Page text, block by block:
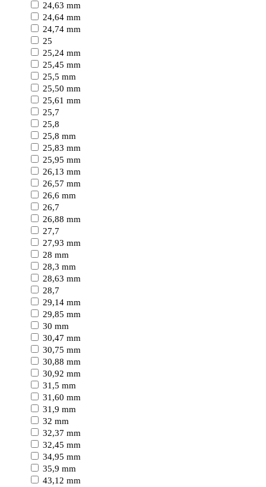
24,63 mm
24,64 mm
24,74 mm
25
25,24 mm
25,45 mm
25,5 mm
25,50 mm
25,61 mm
25,7
25,8
25,8 mm
25,83 mm
25,95 mm
26,13 mm
26,57 mm
26,6 mm
26,7
26,88 mm
27,7
27,93 mm
28 mm
28,3 mm
28,63 mm
28,7
29,14 mm
29,85 mm
30 mm
30,47 mm
30,75 mm
30,88 mm
30,92 mm
31,5 mm
31,60 mm
31,9 mm
32 mm
32,37 mm
32,45 mm
34,95 mm
35,9 mm
43,12 mm